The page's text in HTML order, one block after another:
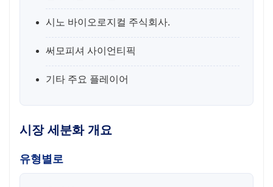
시노 바이오로지컬 주식회사.
써모피셔 사이언티픽
기타 주요 플레이어
시장 세분화 개요
유형별로